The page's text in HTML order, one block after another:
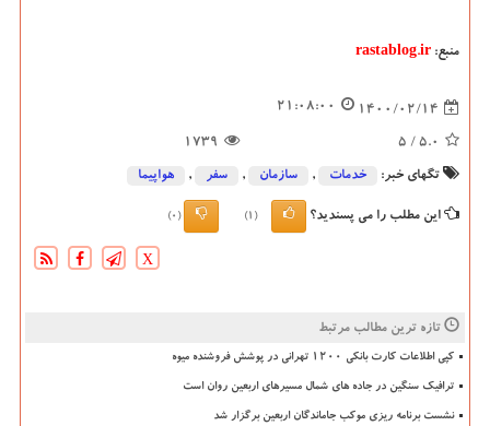
منبع: rastablog.ir
1400/02/14
21:08:00
5.0
/ 5
1739
تگهای خبر: خدمات , سازمان , سفر , هواپیما
این مطلب را می پسندید؟ (1)
(0)
X
تازه ترین مطالب مرتبط
کپی اطلاعات کارت بانکی ۱۲۰۰ تهرانی در پوشش فروشنده میوه
ترافیک سنگین در جاده های شمال مسیرهای اربعین روان است
نشست برنامه ریزی موکب جاماندگان اربعین برگزار شد